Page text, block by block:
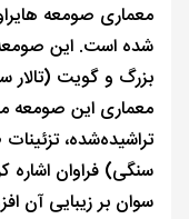
معماری صومعه
شده است. این
بزرگ و گویت (تالار
معماری این صومعه
تراشیده‌شده،
سنگی) فراوان اشاره
سوان بر زیبایی آن